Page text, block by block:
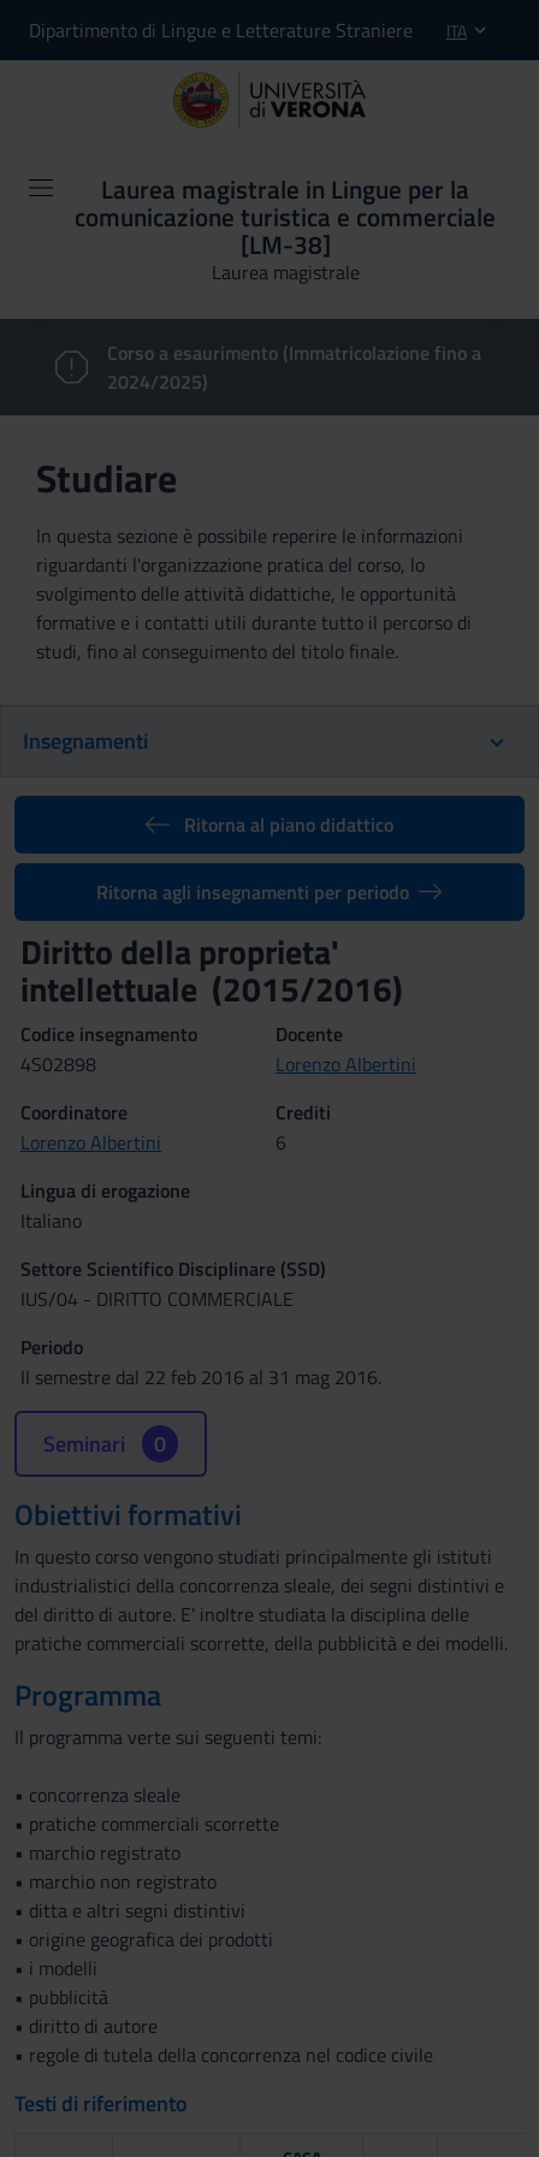
Dipartimento di Lingue e Letterature Straniere ITA
Laurea magistrale in Lingue per la
comunicazione turistica e commerciale
[LM-38]
Laurea magistrale
Corso a esaurimento (Immatricolazione fino a
2024/2025)
Studiare
In questa sezione è possibile reperire le informazioni
riguardanti l'organizzazione pratica del corso, lo
svolgimento delle attività didattiche, le opportunità
formative e i contatti utili durante tutto il percorso di
studi, fino al conseguimento del titolo finale.
Insegnamenti
Ritorna al piano didattico
Ritorna agli insegnamenti per periodo
Diritto della proprieta'
intellettuale (2015/2016)
Codice insegnamento
4S02898
Docente
Lorenzo Albertini
Coordinatore
Lorenzo Albertini
Crediti
6
Lingua di erogazione
Italiano
Settore Scientifico Disciplinare (SSD)
IUS/04 - DIRITTO COMMERCIALE
Periodo
II semestre dal 22 feb 2016 al 31 mag 2016.
Seminari 0
Obiettivi formativi
In questo corso vengono studiati principalmente gli istituti
industrialistici della concorrenza sleale, dei segni distintivi e
del diritto di autore. E' inoltre studiata la disciplina delle
pratiche commerciali scorrette, della pubblicità e dei modelli.
Programma
Il programma verte sui seguenti temi:
• concorrenza sleale
• pratiche commerciali scorrette
• marchio registrato
• marchio non registrato
• ditta e altri segni distintivi
• origine geografica dei prodotti
• i modelli
• pubblicità
• diritto di autore
• regole di tutela della concorrenza nel codice civile
Testi di riferimento